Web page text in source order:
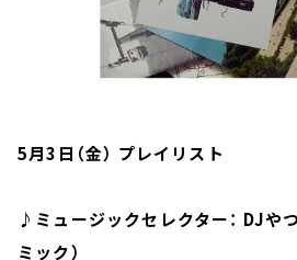
5月3日（金） プレイリスト
♪ミュージックセレクター： DJや
ミック）